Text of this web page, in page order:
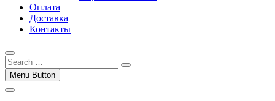
Оплата
Доставка
Контакты
Menu Button